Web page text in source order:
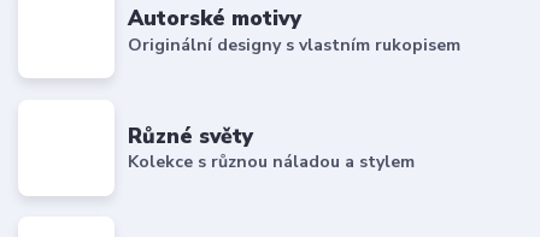
Autorské motivy
Originální designy s vlastním rukopisem
Různé světy
Kolekce s různou náladou a stylem